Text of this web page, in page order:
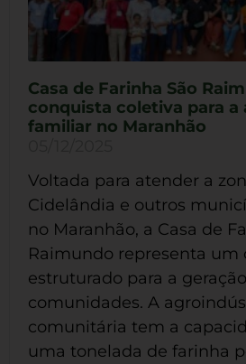
Casa de Farinha São
conquista coletiva para a
familiar no Maranhão
Voltada para atender a
Cidelândia e outros
no Maranhão, a Casa de
Raimundo representa um
estruturado para a
comunidades. A
comunitária tem a
uma tonelada de farinha